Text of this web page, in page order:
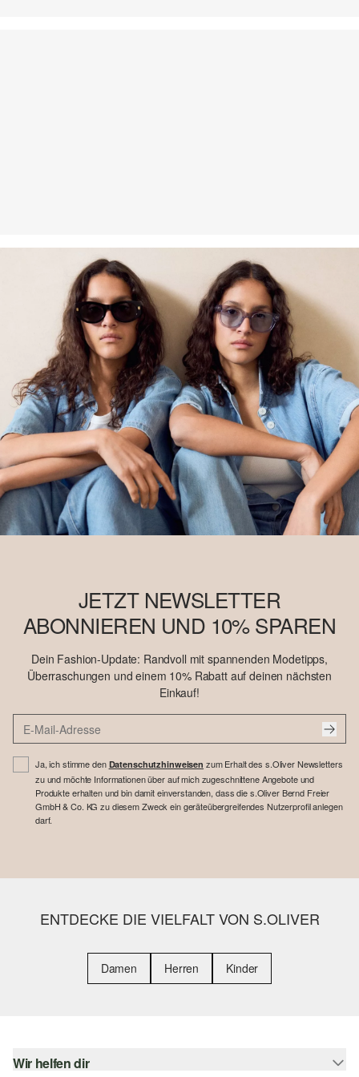
JETZT NEWSLETTER
ABONNIEREN UND 10% SPAREN
Dein Fashion-Update: Randvoll mit spannenden Modetipps,
Überraschungen und einem 10% Rabatt auf deinen nächsten
Einkauf!
Ja, ich stimme den Datenschutzhinweisen zum Erhalt des s.Oliver Newsletters
zu und möchte Informationen über auf mich zugeschnittene Angebote und
Produkte erhalten und bin damit einverstanden, dass die s.Oliver Bernd Freier
GmbH & Co. KG zu diesem Zweck ein geräteübergreifendes Nutzerprofil anlegen
darf.
ENTDECKE DIE VIELFALT VON S.OLIVER
Damen Herren Kinder
Wir helfen dir